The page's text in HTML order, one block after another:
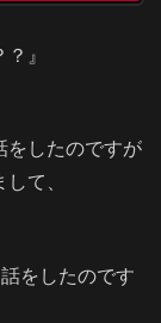
』
をしたのですが
て、
をしたのです